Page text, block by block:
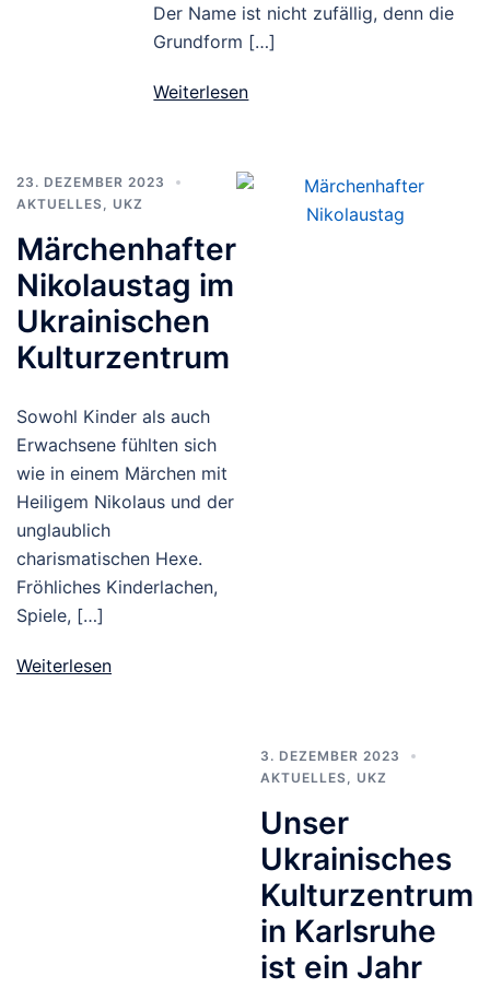
Der Name ist nicht zufällig, denn die
Grundform […]
Weiterlesen
23. DEZEMBER 2023
AKTUELLES
UKZ
Märchenhafter
Nikolaustag im
Ukrainischen
Kulturzentrum
Sowohl Kinder als auch
Erwachsene fühlten sich
wie in einem Märchen mit
Heiligem Nikolaus und der
unglaublich
charismatischen Hexe.
Fröhliches Kinderlachen,
Spiele, […]
Weiterlesen
3. DEZEMBER 2023
AKTUELLES
UKZ
Unser
Ukrainisches
Kulturzentrum
in Karlsruhe
ist ein Jahr